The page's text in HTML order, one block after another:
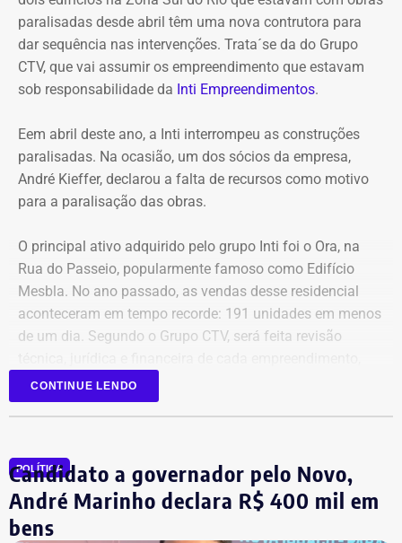
maior flexibilidade financeira conferida à natureza
jurídica da autarquia.
COM INFORMAÇÕES DO RJ2/TV GLOBO
paralisadas desde abril têm uma nova contrutora para
dar sequência nas intervenções. Trata´se da do Grupo
CTV, que vai assumir os empreendimento que estavam
sob responsabilidade da Inti Empreendimentos.
Eem abril deste ano, a Inti interrompeu as construções
paralisadas. Na ocasião, um dos sócios da empresa,
André Kieffer, declarou a falta de recursos como motivo
para a paralisação das obras.
O principal ativo adquirido pelo grupo Inti foi o Ora, na
Rua do Passeio, popularmente famoso como Edifício
Mesbla. No ano passado, as vendas desse residencial
aconteceram em tempo recorde: 191 unidades em menos
de um dia. Segundo o Grupo CTV, será feita revisão
antes da retomada dos canteiros. Cronogramas de
entrega terão novas datas. Também haverá a definição
a Artesanal investimentos.
CONTINUE LENDO
POLÍTICA
Candidato a governador pelo Novo,
André Marinho declara R$ 400 mil em
bens